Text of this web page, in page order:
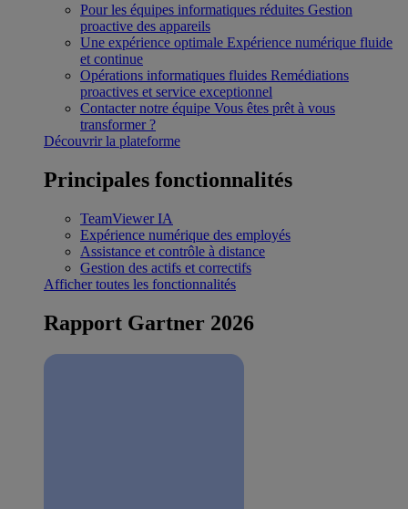
Pour les équipes informatiques réduites Gestion
proactive des appareils
Une expérience optimale Expérience numérique fluide
et continue
Opérations informatiques fluides Remédiations
proactives et service exceptionnel
Contacter notre équipe Vous êtes prêt à vous
transformer ?
Découvrir la plateforme
Principales fonctionnalités
TeamViewer IA
Expérience numérique des employés
Assistance et contrôle à distance
Gestion des actifs et correctifs
Afficher toutes les fonctionnalités
Rapport Gartner 2026